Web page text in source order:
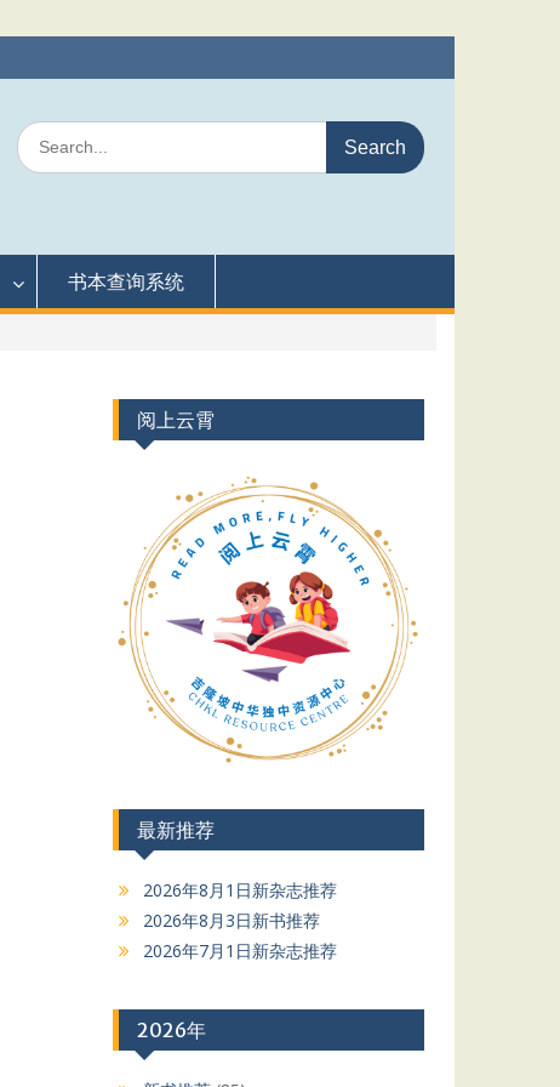
Search
for:
书本查询系统
阅上云霄
最新推荐
2026年8月1日新杂志推荐
2026年8月3日新书推荐
2026年7月1日新杂志推荐
2026年